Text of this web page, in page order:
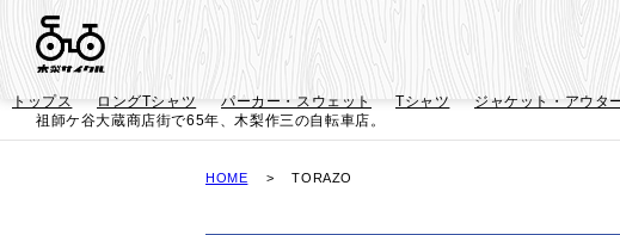
トップス ロングTシャツ パーカー・スウェット Tシャツ ジャケット・アウタ
祖師ケ谷大蔵商店街で65年、木梨作三の自転車店。
HOME TORAZO